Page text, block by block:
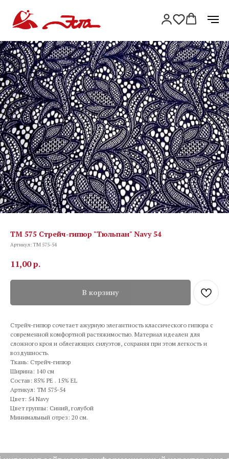
TM 575 Стрейч-гипюр "Тюльпан" Navy 54
Артикул:TM 575-54
11,00р.
В корзину
Стрейч-гипюр сочетает ажурную элегантность классического гипюра с
современной комфортной растяжимостью. Материал идеален для
сложного кроя и облегающих силуэтов, сохраняя при этом легкость и
воздушность.
Ткань: Стрейч-гипюр
Ширина: 140 см
Состав: 85% PE . 15% EL
Артикул: TM 575-54
Цвет: 54 Navy
Цвет группы: Синий, голубой
Минимальный отрез: 20 см.